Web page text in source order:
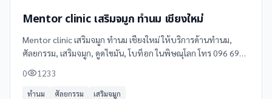
Mentor clinic เสริมจมูก ทำนม เชียงใหม่
Mentor clinic เสริมจมูก ทำนม เชียงใหม่ ให้บริการด้านทำนม,
ศัลยกรรม, เสริมจมูก, ดูดไขมัน, โบท็อก ในพิษณุโลก โทร 096 698
0 1233
ทำนม ศัลยกรรม เสริมจมูก